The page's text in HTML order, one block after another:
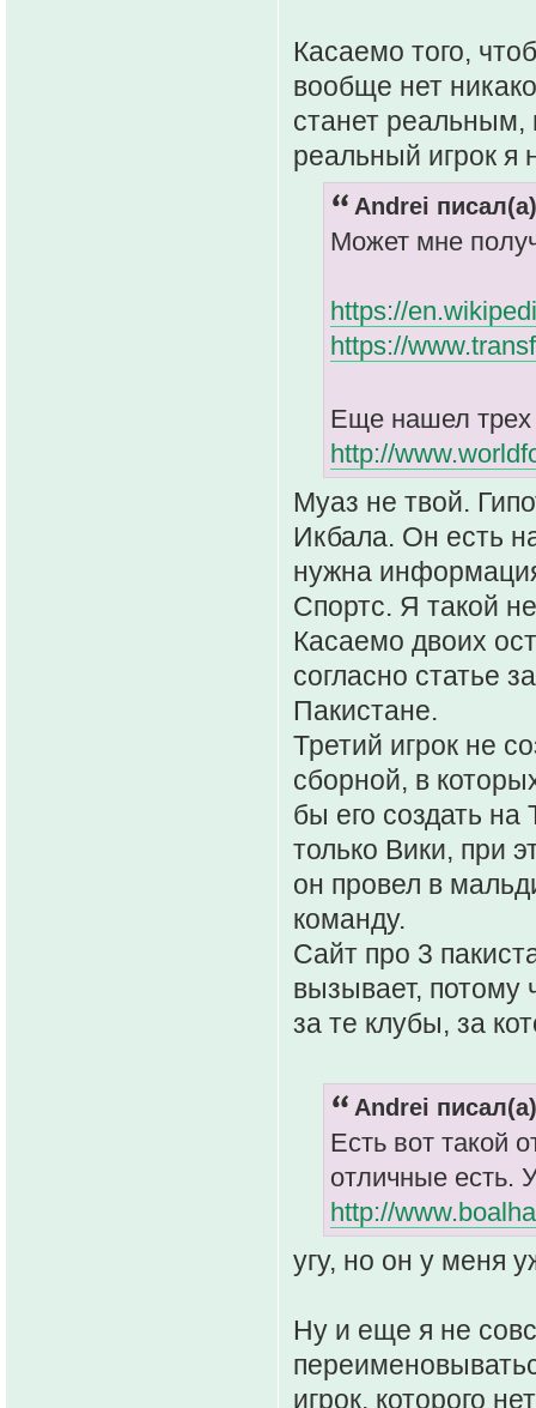
Касаемо того,
вообще нет
станет реальным,
реальный игрок я
Andrei
Может мне
https://
https://
Еще нашел трех
http://
Муаз не твой.
Икбала. Он есть
нужна
Спортс. Я такой
Касаемо двоих
согласно статье
Пакистане.
Третий игрок не
сборной, в
бы его создать на
только Вики, при
он провел в
команду.
Сайт про 3
вызывает, потому
за те клубы, за
Andrei
Есть вот такой
отличные есть.
http://
угу, но он у меня
Ну и еще я не
игрок, которого